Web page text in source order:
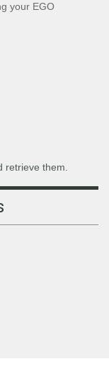
your EGO
retrieve them.